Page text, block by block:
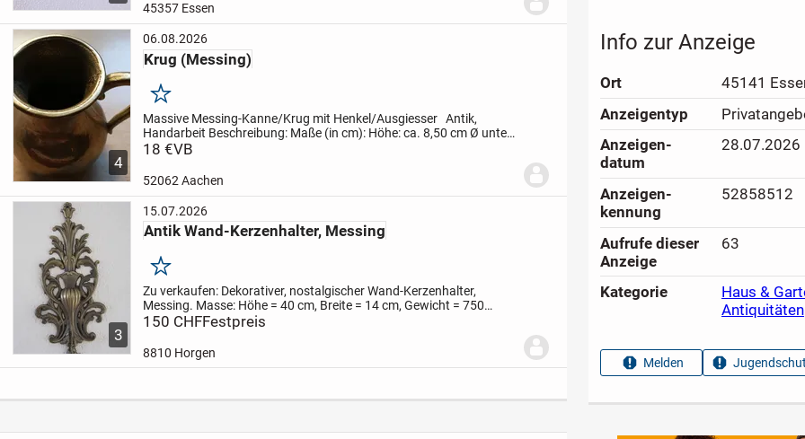
45357 Essen
4
06.08.2026
Krug (Messing)
Merken
Massive Messing-Kanne/Krug mit Henkel/AusgiesserAntik,
Handarbeit Beschreibung: Maße (in cm): Höhe: ca. 8,50 cmØ unten
am Boden ca. 3,5 cm
18 €VB
52062 Aachen
3
15.07.2026
Antik Wand-Kerzenhalter, Messing
Merken
Zu verkaufen: Dekorativer, nostalgischer Wand-Kerzenhalter,
Messing. Masse: Höhe = 40 cm, Breite = 14 cm, Gewicht = 750
Gramm.Zustand: gebraucht, jedoch sehr gut erhalten. Ein schönes
150 CHFFestpreis
8810 Horgen
Info zur Anzeige
Ort
45141
Anzeigen­typ
Anzeigen­
datum
28.07.2026
Anzeigen­
kennung
52858512
Aufrufe dieser
Anzeige
63
Kategorie Haus &
Antiquitäten
Melden